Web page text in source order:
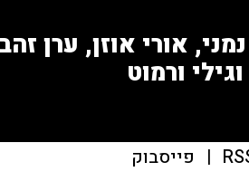
אורי אוזן, ערן
ורמוט
| פייסבוק